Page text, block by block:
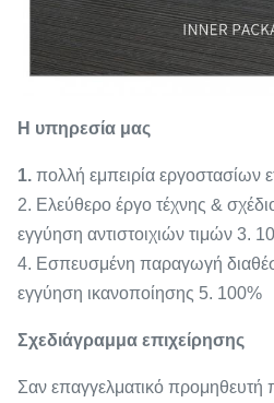
Η υπηρεσία μας
1. πολλή εμπειρία εργοστασίων
2. Ελεύθερο έργο τέχνης &
εγγύηση αντιστοιχιών τιμών 3.
4. Εσπευσμένη παραγωγή
εγγύηση ικανοποίησης 5. 100%
Σχεδιάγραμμα επιχείρησης
Σαν επαγγελματικό προμηθευτή